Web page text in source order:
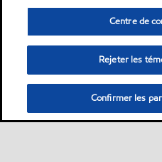
Centre de
Rejeter les
Confirmer les